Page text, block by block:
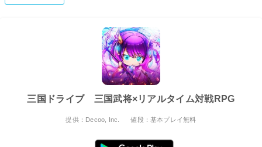
三国ドライブ 三国武将×リアルタイム対戦RPG
提供：Decoo, Inc. 値段：基本プレイ無料